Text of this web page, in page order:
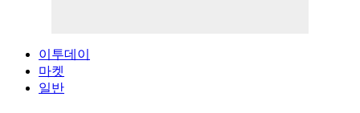
이투데이
마켓
일반